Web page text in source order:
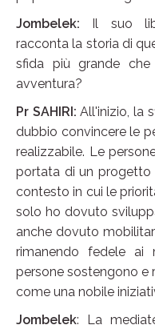
Jombelek: Il suo
racconta la storia di
sfida più grande
avventura?
Pr SAHIRI: All'inizio, la
dubbio convincere le
realizzabile. Le
portata di un progetto
contesto in cui le
solo ho dovuto
anche dovuto
rimanendo fedele ai
persone sostengono
come una nobile
Jombelek: La